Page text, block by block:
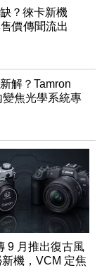
？徠卡新機
價傳聞流出
解？Tamron
焦光學系統專
9 月推出復古風
機，VCM 定焦